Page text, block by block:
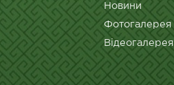
Новини
Фотогалерея
Відеогалерея